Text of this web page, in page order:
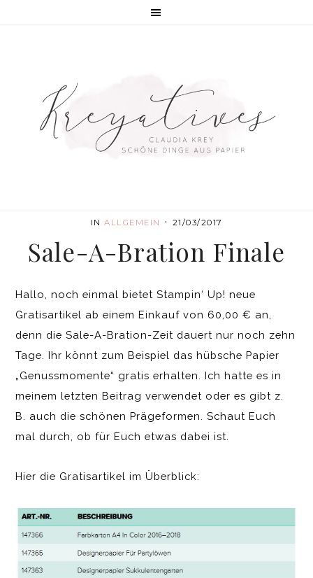
IN ALLGEMEIN · 21/03/2017
Sale-A-Bration Finale
Hallo, noch einmal bietet Stampin‘ Up! neue
Gratisartikel ab einem Einkauf von 60,00 € an,
denn die Sale-A-Bration-Zeit dauert nur noch zehn
Tage. Ihr könnt zum Beispiel das hübsche Papier
„Genussmomente“ gratis erhalten. Ich hatte es in
meinem letzten Beitrag verwendet oder es gibt z.
B. auch die schönen Prägeformen. Schaut Euch
mal durch, ob für Euch etwas dabei ist.
Hier die Gratisartikel im Überblick: